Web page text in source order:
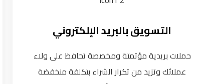
التسويق بالبريد الإلكتروني
حملات بريدية مؤتمتة ومخصصة تحافظ على ولاء
عملائك وتزيد من تكرار الشراء بتكلفة منخفضة